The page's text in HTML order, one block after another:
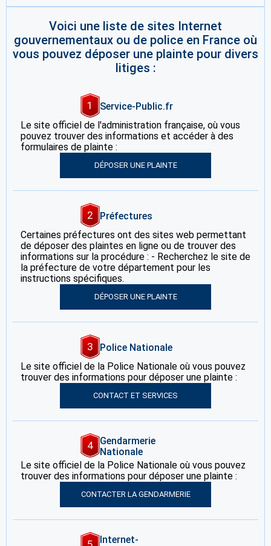
Voici une liste de sites Internet
gouvernementaux ou de police en France où
vous pouvez déposer une plainte pour divers
litiges :
1
Service-Public.fr
Le site officiel de l'administration française, où vous
pouvez trouver des informations et accéder à des
formulaires de plainte :
DÉPOSER UNE PLAINTE
2
Préfectures
Certaines préfectures ont des sites web permettant
de déposer des plaintes en ligne ou de trouver des
informations sur la procédure : - Recherchez le site de
la préfecture de votre département pour les
instructions spécifiques.
DÉPOSER UNE PLAINTE
3
Police Nationale
Le site officiel de la Police Nationale où vous pouvez
trouver des informations pour déposer une plainte :
CONTACT ET SERVICES
4
Gendarmerie
Nationale
Le site officiel de la Police Nationale où vous pouvez
trouver des informations pour déposer une plainte :
CONTACTER LA GENDARMERIE
Internet-